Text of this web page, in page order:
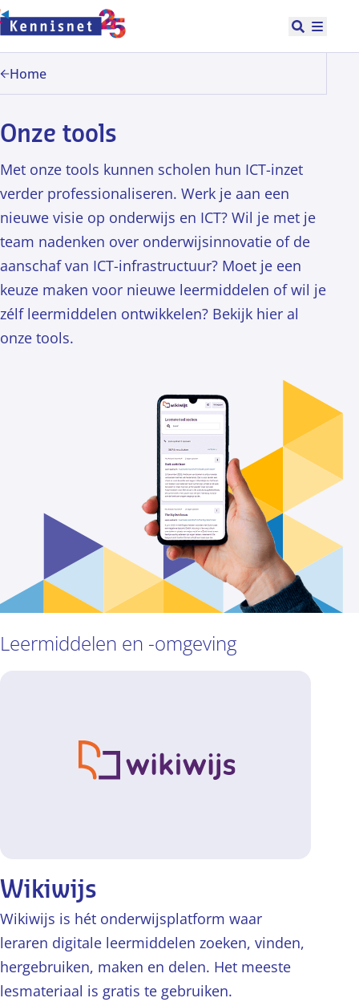
Doorgaan naar hoofdinhoud
Open
Home
Onze tools
Met onze tools kunnen scholen hun ICT-inzet
verder professionaliseren. Werk je aan een
nieuwe visie op onderwijs en ICT? Wil je met je
team nadenken over onderwijsinnovatie of de
aanschaf van ICT-infrastructuur? Moet je een
keuze maken voor nieuwe leermiddelen of wil je
zélf leermiddelen ontwikkelen? Bekijk hier al
onze tools.
Leermiddelen en -omgeving
Wikiwijs
Wikiwijs is hét onderwijsplatform waar
leraren digitale leermiddelen zoeken, vinden,
hergebruiken, maken en delen. Het meeste
lesmateriaal is gratis te gebruiken.